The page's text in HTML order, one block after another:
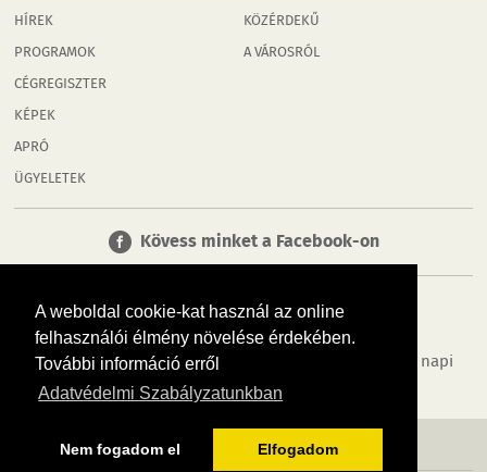
A weboldal cookie-kat használ az online
felhasználói élmény növelése érdekében.
További információ erről
Adatvédelmi Szabályzatunkban
Nem fogadom el Elfogadom
HÍREK
PROGRAMOK
CÉGREGISZTER
KÉPEK
APRÓ
ÜGYELETEK
KÖZÉRDEKŰ
A VÁROSRÓL
Kövess minket a Facebook-on
Tudj meg többet városodról! Hírek, programok, képek, napi
menü, cégek…. és minden, ami Győr
MÉDIAAJÁNLÓ ADATVÉDELEM IMPRESSZUM RÓLUNK